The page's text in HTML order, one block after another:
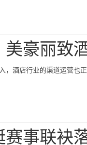
豪丽致
，酒店行业的渠道运营也
赛事联袂